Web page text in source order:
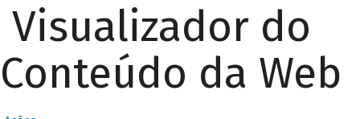
Visualizador do
Conteúdo da Web